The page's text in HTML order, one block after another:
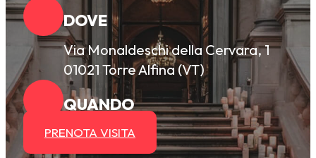
DOVE
Via Monaldeschi della Cervara, 1
01021 Torre Alfina (VT)
QUANDO
PRENOTA VISITA